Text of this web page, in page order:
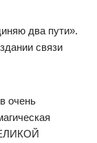
два пути».
связи
очень